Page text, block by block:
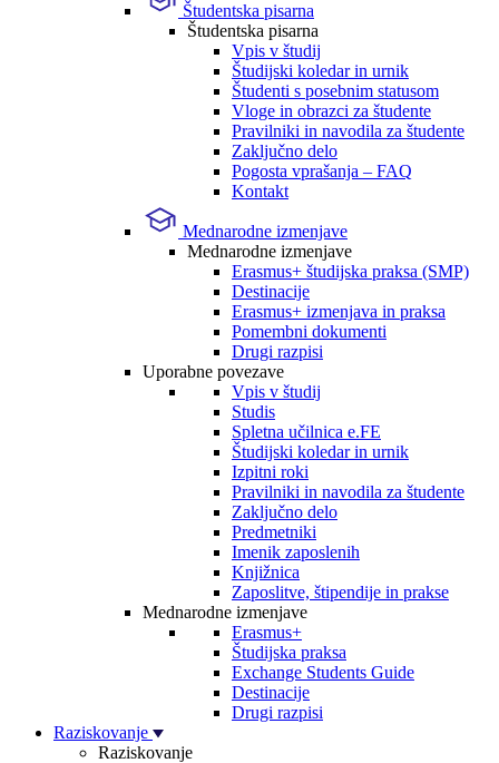
Študentska pisarna
Študentska pisarna
Vpis v študij
Študijski koledar in urnik
Študenti s posebnim statusom
Vloge in obrazci za študente
Pravilniki in navodila za študente
Zaključno delo
Pogosta vprašanja – FAQ
Kontakt
Mednarodne izmenjave
Mednarodne izmenjave
Erasmus+ študijska praksa (SMP)
Destinacije
Erasmus+ izmenjava in praksa
Pomembni dokumenti
Drugi razpisi
Uporabne povezave
Vpis v študij
Studis
Spletna učilnica e.FE
Študijski koledar in urnik
Izpitni roki
Pravilniki in navodila za študente
Zaključno delo
Predmetniki
Imenik zaposlenih
Knjižnica
Zaposlitve, štipendije in prakse
Mednarodne izmenjave
Erasmus+
Študijska praksa
Exchange Students Guide
Destinacije
Drugi razpisi
Raziskovanje
Raziskovanje